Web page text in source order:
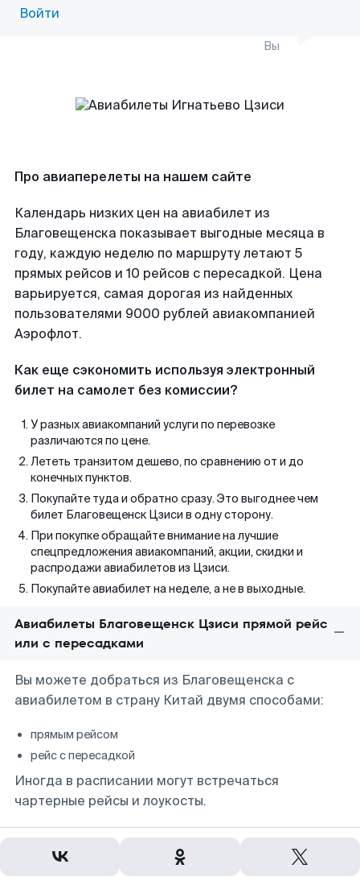
Войти
Вы
Про авиаперелеты на нашем сайте
Календарь низких цен на авиабилет из
Благовещенска показывает выгодные месяца в
году, каждую неделю по маршруту летают 5
прямых рейсов и 10 рейсов с пересадкой. Цена
варьируется, самая дорогая из найденных
пользователями 9000 рублей авиакомпанией
Аэрофлот.
Как еще сэкономить используя электронный
билет на самолет без комиссии?
У разных авиакомпаний услуги по перевозке
различаются по цене.
Лететь транзитом дешево, по сравнению от и до
конечных пунктов.
Покупайте туда и обратно сразу. Это выгоднее чем
билет Благовещенск Цзиси в одну сторону.
При покупке обращайте внимание на лучшие
спецпредложения авиакомпаний, акции, скидки и
распродажи авиабилетов из Цзиси.
Покупайте авиабилет на неделе, а не в выходные.
Авиабилеты Благовещенск Цзиси прямой рейс
или с пересадками
Вы можете добраться из Благовещенска с
авиабилетом в страну Китай двумя способами:
прямым рейсом
рейс с пересадкой
Иногда в расписании могут встречаться
чартерные рейсы и лоукосты.